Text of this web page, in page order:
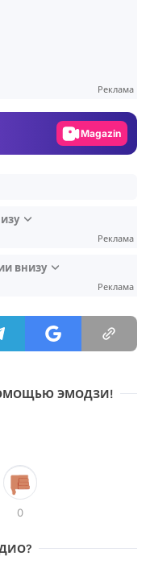
Реклама
Video
Реклама
внизу
Реклама
ЭМОДЗИ!
0